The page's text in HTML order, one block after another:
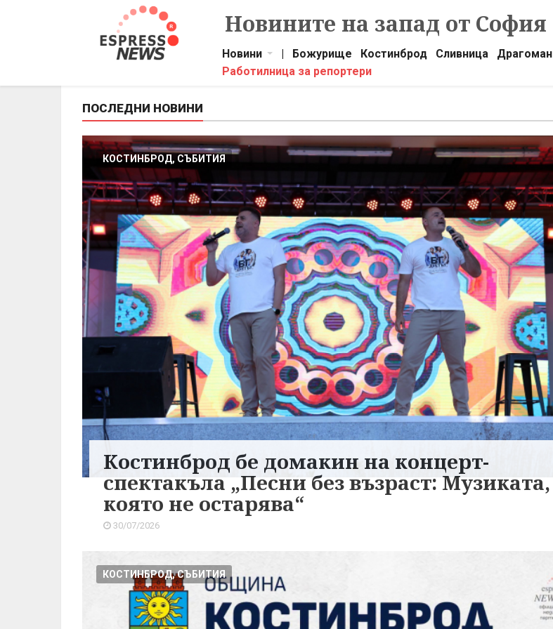
Новините на запад от София
Новини | Божурище Костинброд Сливница Драгоман
Работилница за репортери
ПОСЛЕДНИ НОВИНИ
КОСТИНБРОД, СЪБИТИЯ
Костинброд бе домакин на концерт-
спектакъла „Песни без възраст: Музиката,
която не остарява“
30/07/2026
КОСТИНБРОД, СЪБИТИЯ